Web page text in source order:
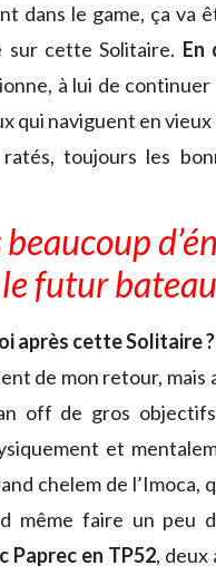
dans le game, ça va
cette Solitaire. En
à lui de
qui naviguent en
toujours les
beaucoup
futur
après cette Solitaire ?
de mon retour, mais
off de gros
et
chelem de
même faire un peu
Paprec en TP52, deux